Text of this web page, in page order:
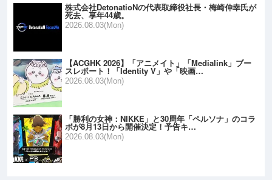
株式会社DetonatioNの代表取締役社長・梅崎伸幸氏が
死去、享年44歳。
2026.08.03(Mon)
【ACGHK 2026】「アニメイト」「Medialink」ブー
スレポート！「Identity V」や「映画…
2026.08.03(Mon)
「勝利の女神：NIKKE」と30周年「ペルソナ」のコラ
ボが8月13日から開催決定！予告キ…
2026.08.03(Mon)